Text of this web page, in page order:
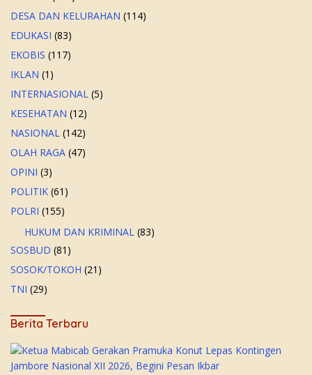
DESA DAN KELURAHAN (114)
EDUKASI (83)
EKOBIS (117)
IKLAN (1)
INTERNASIONAL (5)
KESEHATAN (12)
NASIONAL (142)
OLAH RAGA (47)
OPINI (3)
POLITIK (61)
POLRI (155)
HUKUM DAN KRIMINAL (83)
SOSBUD (81)
SOSOK/TOKOH (21)
TNI (29)
Berita Terbaru